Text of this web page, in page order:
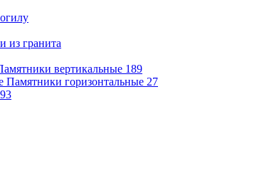
из гранита
вертикальные 189
Памятники горизонтальные 27
93